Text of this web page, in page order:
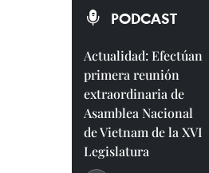
PODCAST
Actualidad: Efectúan
primera reunión
extraordinaria de
Asamblea Nacional
de Vietnam de la XVI
Legislatura